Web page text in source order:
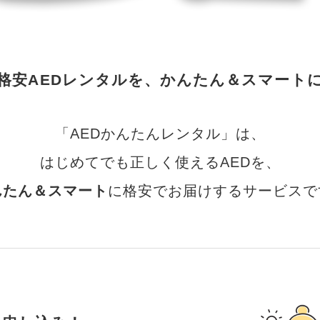
安AEDレンタルを、かんたん＆スマート
「AEDかんたんレンタル」は、
はじめてでも正しく使えるAEDを、
ん＆スマート に格安でお届けするサービス